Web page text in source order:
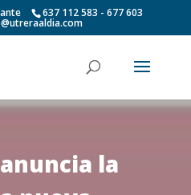
637 112 583 - 677 603
la